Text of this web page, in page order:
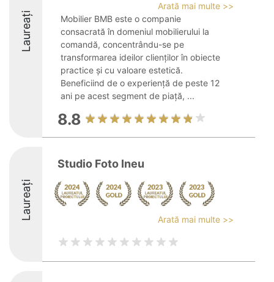
Laureați
Arată mai multe >>
Mobilier BMB este o companie
consacrată în domeniul mobilierului la
comandă, concentrându-se pe
transformarea ideilor clienților în obiecte
practice și cu valoare estetică.
Beneficiind de o experiență de peste 12
ani pe acest segment de piață, ...
8.8
Laureați
Studio Foto Ineu
Arată mai multe >>